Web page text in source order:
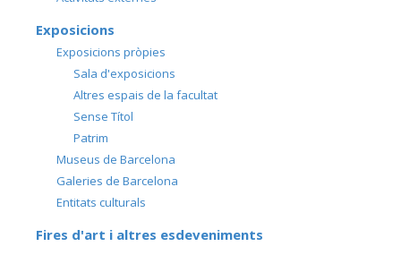
Exposicions
Exposicions pròpies
Sala d'exposicions
Altres espais de la facultat
Sense Títol
Patrim
Museus de Barcelona
Galeries de Barcelona
Entitats culturals
Fires d'art i altres esdeveniments